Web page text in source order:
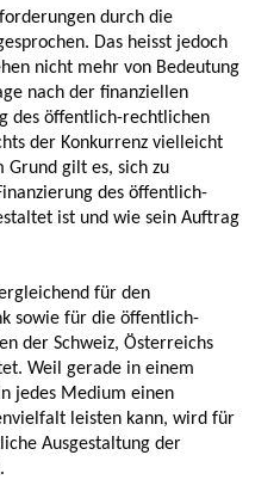
durch die
Das heisst jedoch
nicht mehr von Bedeutung
nach der finanziellen
des öffentlich-rechtlichen
der Konkurrenz vielleicht
Grund gilt es, sich zu
des öffentlich-
ist und wie sein Auftrag
für den
sowie für die öffentlich-
der Schweiz, Österreichs
Weil gerade in einem
jedes Medium einen
leisten kann, wird für
Ausgestaltung der